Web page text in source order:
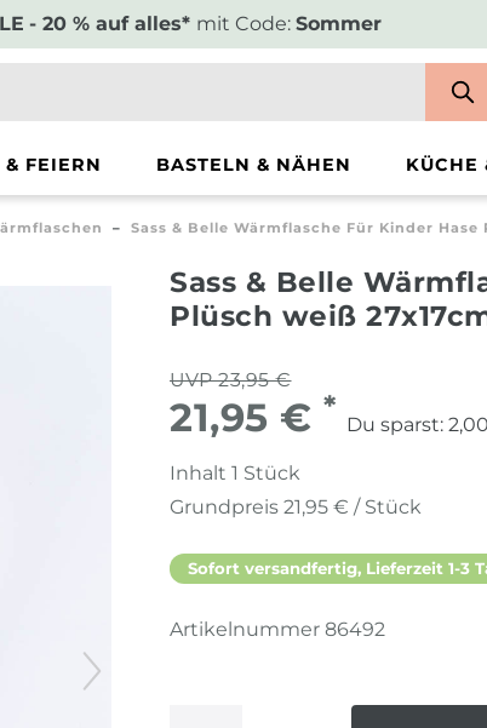
- 20 % auf alles* mit Code: Sommer
FEIERN BASTELN & NÄHEN KÜCHE
Sass & Belle Wärmflasche Für Kinder Hase
Sass & Belle
Plüsch weiß
UVP 23,95 €
21,95 € *
Du sparst:
Inhalt 1 Stück
Grundpreis 21,95 € / Stück
Sofort versandfertig, Lieferzeit 1-3
Artikelnummer 86492